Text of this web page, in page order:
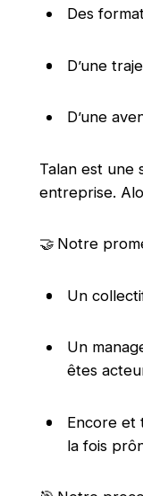
Des
D’une
D’une
Talan est une
entreprise.
🤝 Notre
Un
Un
êtes
Encore et
la fois